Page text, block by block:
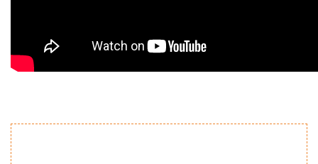
Bu ürüne ilk yorumu siz yapın!